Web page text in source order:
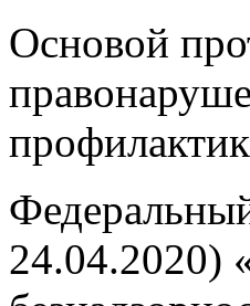
Основой
24.04.2020)